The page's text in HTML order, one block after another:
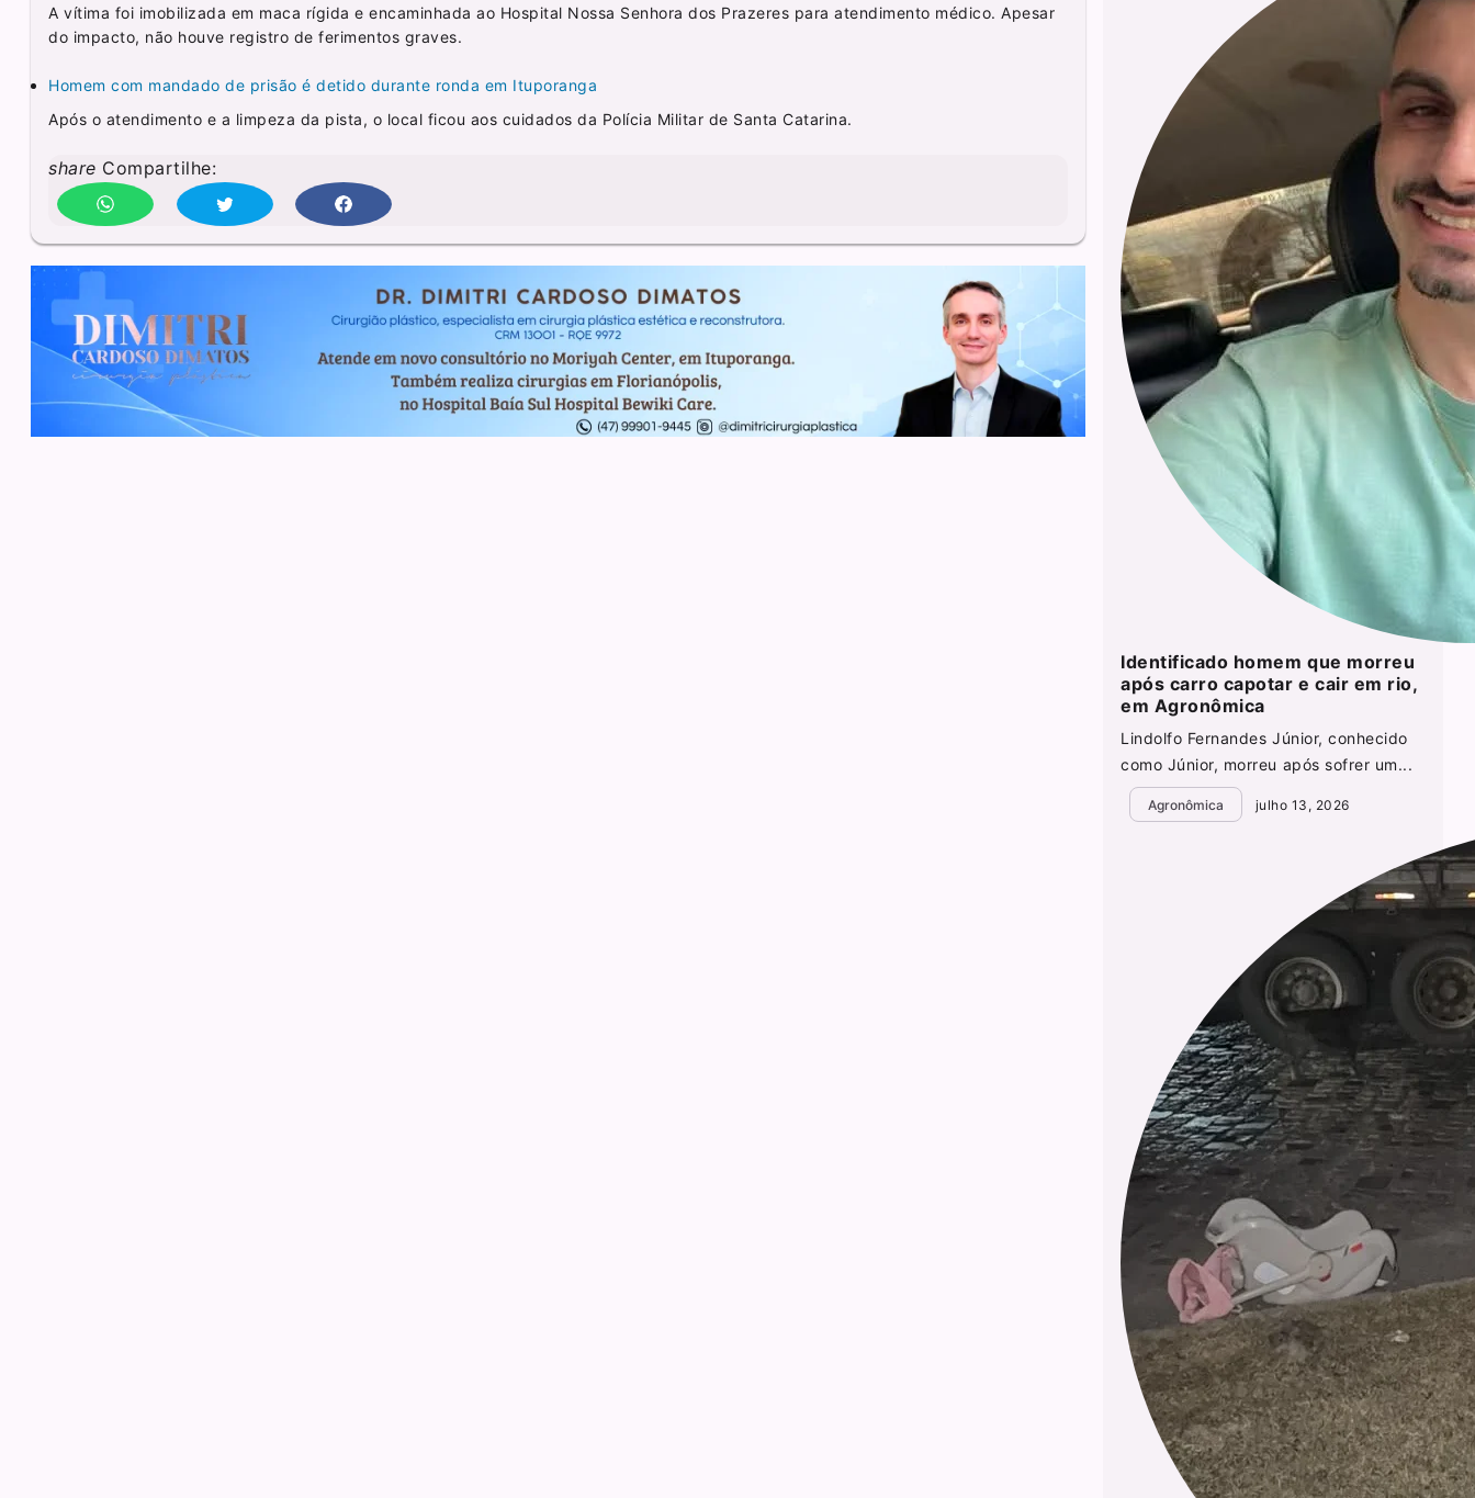
A vítima foi imobilizada em maca rígida e encaminhada ao Hospital Nossa Senhora dos Prazeres para atendimento médico. Apesar
do impacto, não houve registro de ferimentos graves.
Homem com mandado de prisão é detido durante ronda em Ituporanga
Após o atendimento e a limpeza da pista, o local ficou aos cuidados da Polícia Militar de Santa Catarina.
share Compartilhe:
Identificado homem que morreu
após carro capotar e cair em rio,
em Agronômica
Lindolfo Fernandes Júnior, conhecido
como Júnior, morreu após sofrer um...
Agronômica julho 13, 2026